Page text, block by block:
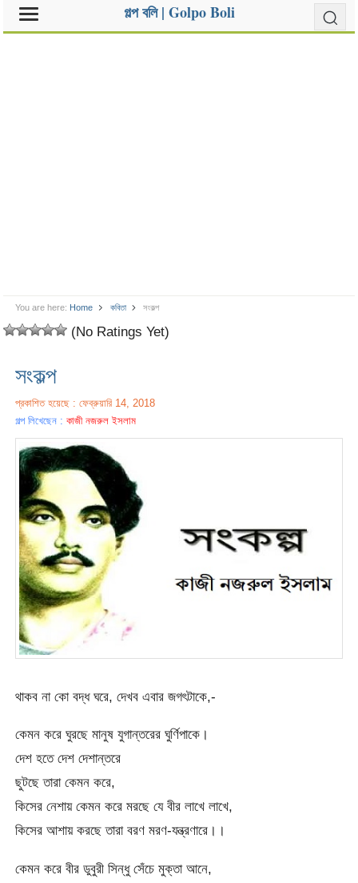
গল্প বলি | Golpo Boli
You are here: Home কবিতা সংকল্প
(No Ratings Yet)
সংকল্প
প্রকাশিত হয়েছে : ফেব্রুয়ারি 14, 2018
গল্প লিখেছেন :কাজী নজরুল ইসলাম
থাকব না কো বদ্ধ ঘরে, দেখব এবার জগৎটাকে,-
কেমন করে ঘুরছে মানুষ যুগান্তরের ঘুর্ণিপাকে।
দেশ হতে দেশ দেশান্তরে
ছুটছে তারা কেমন করে,
কিসের নেশায় কেমন করে মরছে যে বীর লাখে লাখে,
কিসের আশায় করছে তারা বরণ মরণ-যন্ত্রণারে।।
কেমন করে বীর ডুবুরী সিন্ধু সেঁচে মুক্তা আনে,